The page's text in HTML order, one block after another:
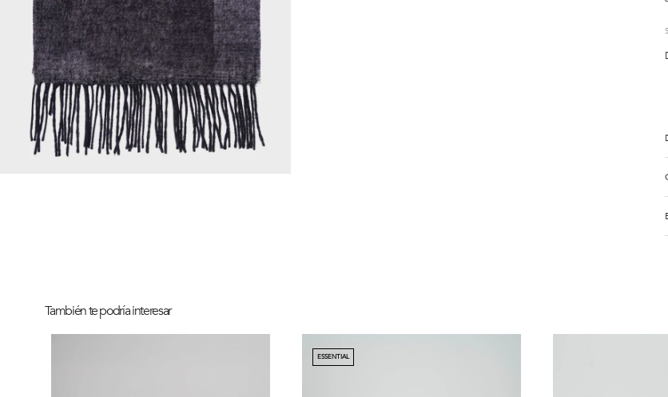
También te podría interesar
ESSENTIAL